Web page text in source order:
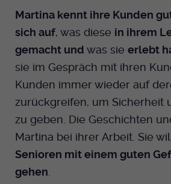
Martina kennt ihre Kunden
sich auf, was diese in ihrem
gemacht und was sie erlebt
sie im Gespräch mit ihren
Kunden immer wieder auf
zurückgreifen, um Sicherheit
zu geben. Die Geschichten
Martina bei ihrer Arbeit. Sie
Senioren mit einem guten
gehen